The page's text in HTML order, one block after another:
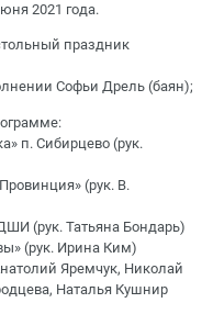
2021 года.
праздник
Софьи Дрель (баян);
п. Сибирцево (рук.
(рук. В.
(рук. Татьяна Бондарь)
(рук. Ирина Ким)
Яремчук, Николай
Наталья Кушнир